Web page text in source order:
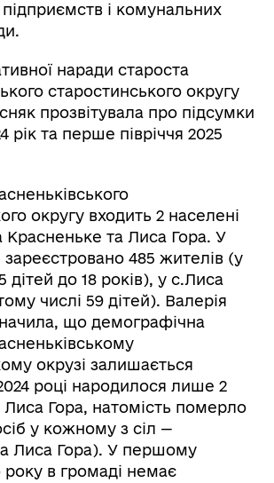
і комунальних
наради староста
старостинського округу
прозвітувала про підсумки
рік та перше півріччя 2025
округу входить 2 населені
Красненьке та Лиса Гора. У
485 жителів (у
дітей до 18 років), у с.Лиса
числі 59 дітей). Валерія
що демографічна
окрузі залишається
році народилося лише 2
Лиса Гора, натомість померло
у кожному з сіл —
Лиса Гора). У першому
року в громаді немає